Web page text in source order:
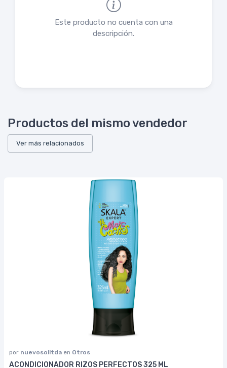
Este producto no cuenta con una
descripción.
Productos del mismo vendedor
Ver más relacionados
por nuevosolltda en Otros
ACONDICIONADOR RIZOS PERFECTOS 325 ML